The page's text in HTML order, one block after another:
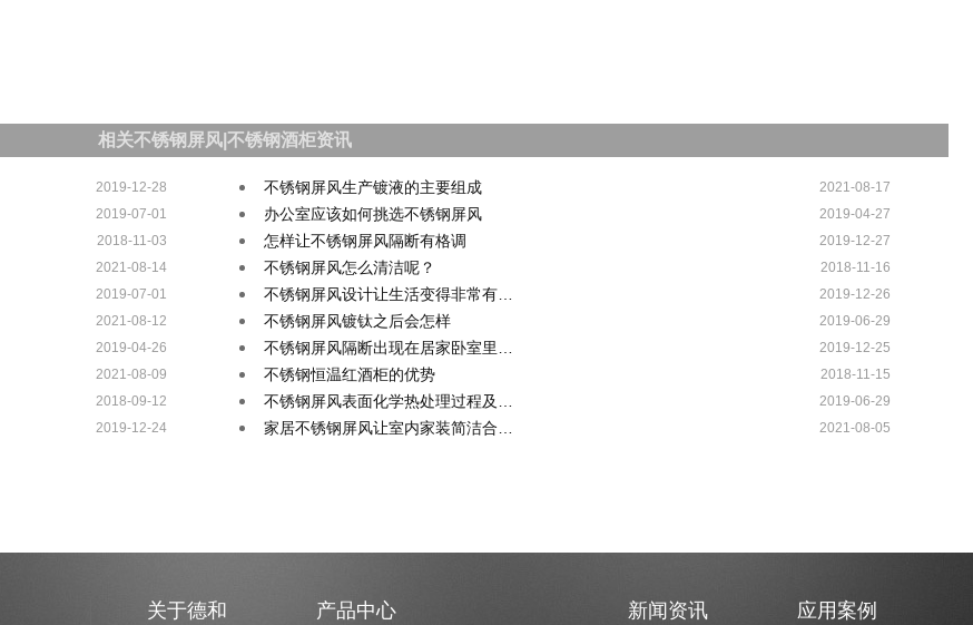
相关不锈钢屏风|不锈钢酒柜资讯
2019-12-28 不锈钢屏风生产镀液的主要组成 2021-08-17
2019-07-01 办公室应该如何挑选不锈钢屏风 2019-04-27
2018-11-03 怎样让不锈钢屏风隔断有格调 2019-12-27
2021-08-14 不锈钢屏风怎么清洁呢？ 2018-11-16
2019-07-01 不锈钢屏风设计让生活变得非常有… 2019-12-26
2021-08-12 不锈钢屏风镀钛之后会怎样 2019-06-29
2019-04-26 不锈钢屏风隔断出现在居家卧室里… 2019-12-25
2021-08-09 不锈钢恒温红酒柜的优势 2018-11-15
2018-09-12 不锈钢屏风表面化学热处理过程及… 2019-06-29
2019-12-24 家居不锈钢屏风让室内家装简洁合… 2021-08-05
关于德和 产品中心 新闻资讯 应用案例